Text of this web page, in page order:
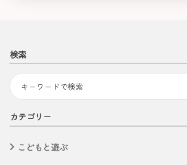
検索
カテゴリー
こどもと遊ぶ